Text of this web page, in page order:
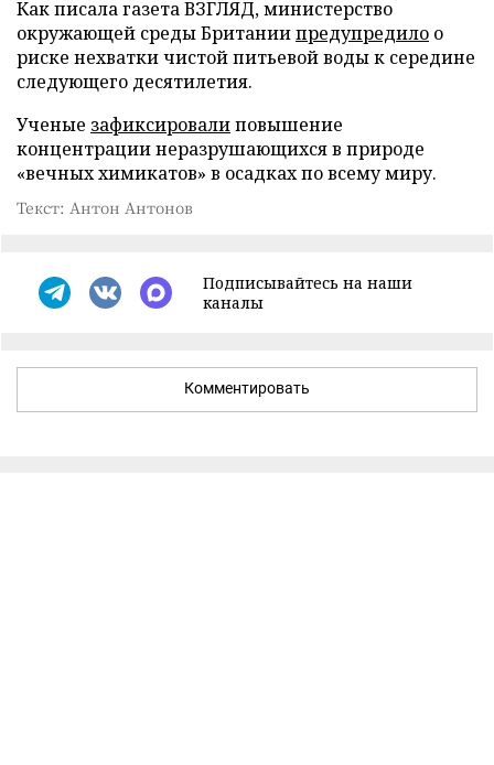
Как писала газета ВЗГЛЯД, министерство
окружающей среды Британиипредупредило о
риске нехватки чистой питьевой воды к середине
следующего десятилетия.
Ученые зафиксировалиповышение
концентрации неразрушающихся в природе
«вечных химикатов» в осадках по всему миру.
Текст: Антон Антонов
Подписывайтесь на наши
каналы
Комментировать